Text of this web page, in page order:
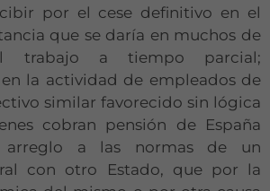
por el cese definitivo en el
que se daría en muchos de
trabajo a tiempo parcial;
la actividad de empleados de
similar favorecido sin lógica
cobran pensión de España
arreglo a las normas de un
con otro Estado, que por la